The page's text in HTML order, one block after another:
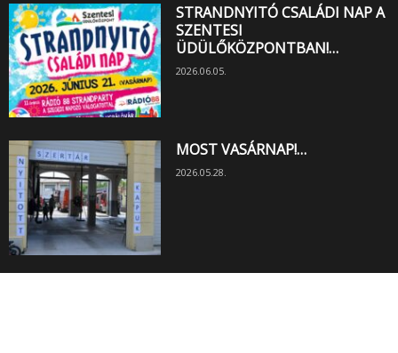
STRANDNYITÓ CSALÁDI NAP A
SZENTESI
ÜDÜLŐKÖZPONTBAN!…
2026.06.05.
MOST VASÁRNAP!…
2026.05.28.